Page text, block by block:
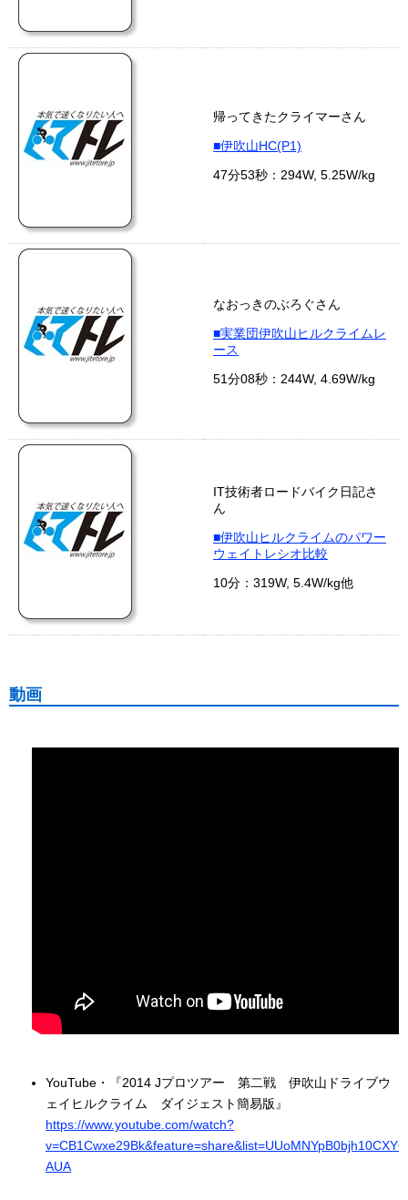
帰ってきたクライマーさん
■伊吹山HC(P1)
47分53秒：294W, 5.25W/kg
なおっきのぶろぐさん
■実業団伊吹山ヒルクライムレ
ース
51分08秒：244W, 4.69W/kg
IT技術者ロードバイク日記さ
ん
■伊吹山ヒルクライムのパワー
ウェイトレシオ比較
10分：319W, 5.4W/kg他
動画
YouTube・『2014 Jプロツアー 第二戦 伊吹山ドライブウ
ェイヒルクライム ダイジェスト簡易版』
https://www.youtube.com/watch?
AUA